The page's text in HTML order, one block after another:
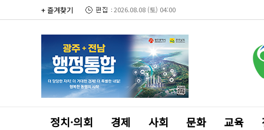
+ 즐겨찾기 2026.08.08 (토) 04:00
정치·의회 경제 사회 문화 교육